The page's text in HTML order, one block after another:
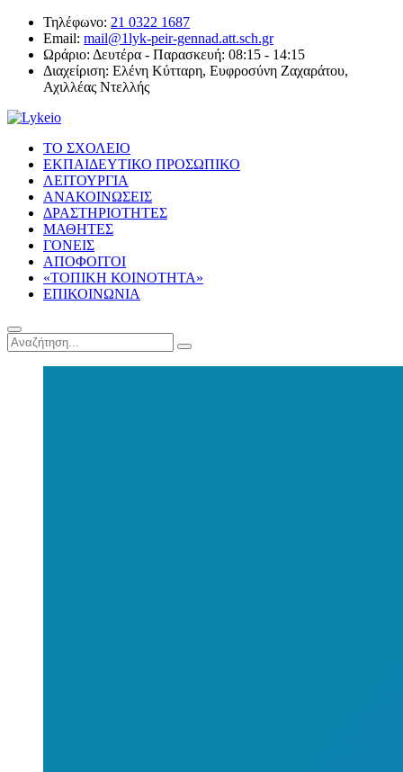
Τηλέφωνο: 21 0322 1687
Email: mail@1lyk-peir-gennad.att.sch.gr
Ωράριο: Δευτέρα - Παρασκευή: 08:15 - 14:15
Διαχείριση: Ελένη Κύτταρη, Ευφροσύνη Ζαχαράτου,
Αχιλλέας Ντελλής
ΤΟ ΣΧΟΛΕΙΟ
ΕΚΠΑΙΔΕΥΤΙΚΟ ΠΡΟΣΩΠΙΚΟ
ΛΕΙΤΟΥΡΓΙΑ
ΑΝΑΚΟΙΝΩΣΕΙΣ
ΔΡΑΣΤΗΡΙΟΤΗΤΕΣ
ΜΑΘΗΤΕΣ
ΓΟΝΕΙΣ
ΑΠΟΦΟΙΤΟΙ
«ΤΟΠΙΚΗ ΚΟΙΝΟΤΗΤΑ»
ΕΠΙΚΟΙΝΩΝΙΑ